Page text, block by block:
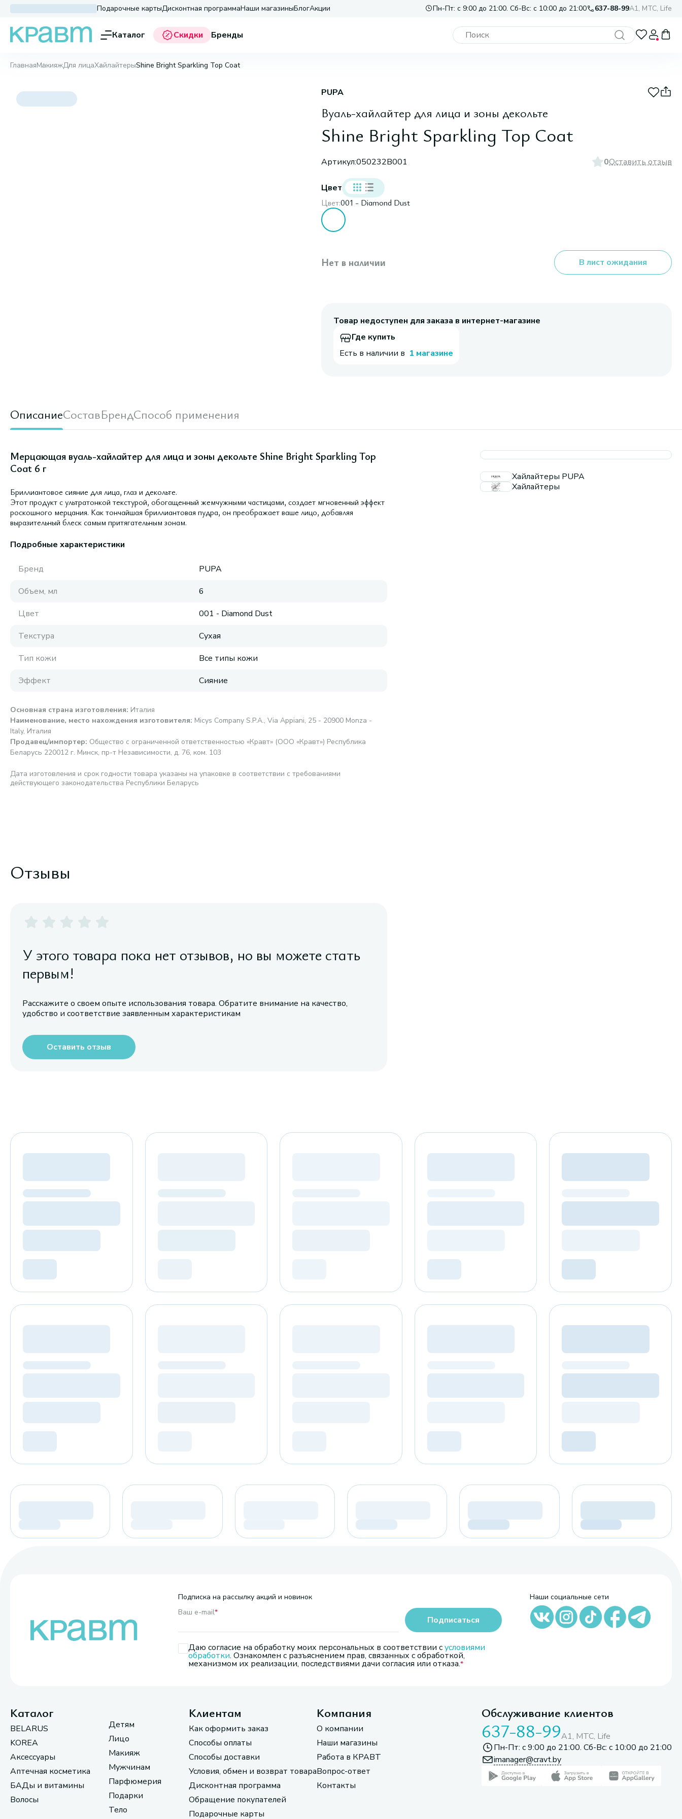
Подарочные картыДисконтная программаНаши магазиныБлогАкции Пн-Пт: с 9:00 до 21:00. Сб-Вс: с 10:00 до 21:00 637-88-99A1, МТС, Life
Каталог Скидки Бренды
ГлавнаяМакияжДля лицаХайлайтерыShine Bright Sparkling Top Coat
PUPA
Вуаль-хайлайтер для лица и зоны декольте
Shine Bright Sparkling Top Coat
Артикул:050232B001 0Оставить отзыв
Цвет
Цвет:001 - Diamond Dust
Нет в наличии В лист ожидания
Товар недоступен для заказа в интернет-магазине
Где купить
Есть в наличии в 1 магазине
ОписаниеСоставБрендСпособ применения
Мерцающая вуаль-хайлайтер для лица и зоны декольте Shine Bright Sparkling Top
Coat 6 г
Бриллиантовое сияние для лица, глаз и декольте.
Этот продукт с ультратонкой текстурой, обогащенный жемчужными частицами, создает мгновенный эффект
роскошного мерцания. Как тончайшая бриллиантовая пудра, он преображает ваше лицо, добавляя
выразительный блеск самым притягательным зонам.
Подробные характеристики
Бренд
PUPA
Объем, мл
6
Цвет
001 - Diamond Dust
Текстура
Сухая
Тип кожи
Все типы кожи
Эффект
Сияние
Основная страна изготовления: Италия
Наименование, место нахождения изготовителя: Micys Company S.P.A., Via Appiani, 25 - 20900 Monza -
Italy, Италия
Продавец/импортер: Общество с ограниченной ответственностью «Кравт» (ООО «Кравт») Республика
Беларусь 220012 г. Минск, пр-т Независимости, д. 76, ком. 103
Дата изготовления и срок годности товара указаны на упаковке в соответствии с требованиями
действующего законодательства Республики Беларусь
Хайлайтеры PUPA
Хайлайтеры
Отзывы
У этого товара пока нет отзывов, но вы можете стать
первым!
Расскажите о своем опыте использования товара. Обратите внимание на качество,
удобство и соответствие заявленным характеристикам
Оставить отзыв
Подписка на рассылку акций и новинок
Ваш e-mail*
Даю согласие на обработку моих персональных в соответствии сусловиями
обработки. Ознакомлен с разъяснением прав, связанных с обработкой,
механизмом их реализации, последствиями дачи согласия или отказа.
Подписаться
Наши социальные сети
Каталог
BELARUS
KOREA
Аксессуары
Аптечная косметика
БАДы и витамины
Волосы
Детям
Лицо
Макияж
Мужчинам
Парфюмерия
Подарки
Тело
Клиентам
Как оформить заказ
Способы оплаты
Способы доставки
Условия, обмен и возврат товара
Дисконтная программа
Обращение покупателей
Подарочные карты
Компания
О компании
Наши магазины
Работа в КРАВТ
Вопрос-ответ
Контакты
Обслуживание клиентов
637-88-99A1, МТС, Life
Пн-Пт: с 9:00 до 21:00. Сб-Вс: с 10:00 до 21:00
imanager@cravt.by